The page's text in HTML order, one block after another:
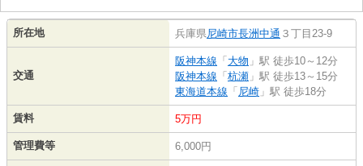
所在地 兵庫県尼崎市長洲中通 ３丁目23-9
交通
阪神本線 「 大物 」駅 徒歩10～12分
阪神本線 「 杭瀬 」駅 徒歩13～15分
東海道本線 「 尼崎 」駅 徒歩18分
賃料 5万円
管理費等 6,000円